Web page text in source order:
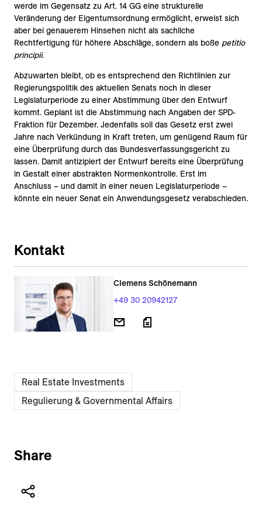
werde im Gegensatz zu Art. 14 GG eine strukturelle
Veränderung der Eigentumsordnung ermöglicht, erweist sich
aber bei genauerem Hinsehen nicht als sachliche
Rechtfertigung für höhere Abschläge, sondern als boße petitio
principii.
Abzuwarten bleibt, ob es entsprechend den Richtlinien zur
Regierungspolitik des aktuellen Senats noch in dieser
Legislaturperiode zu einer Abstimmung über den Entwurf
kommt. Geplant ist die Abstimmung nach Angaben der SPD-
Fraktion für Dezember. Jedenfalls soll das Gesetz erst zwei
Jahre nach Verkündung in Kraft treten, um genügend Raum für
eine Überprüfung durch das Bundesverfassungsgericht zu
lassen. Damit antizipiert der Entwurf bereits eine Überprüfung
in Gestalt einer abstrakten Normenkontrolle. Erst im
Anschluss – und damit in einer neuen Legislaturperiode –
könnte ein neuer Senat ein Anwendungsgesetz verabschieden.
Kontakt
Clemens Schönemann
+49 30 20942127
Real Estate Investments
Regulierung & Governmental Affairs
Share